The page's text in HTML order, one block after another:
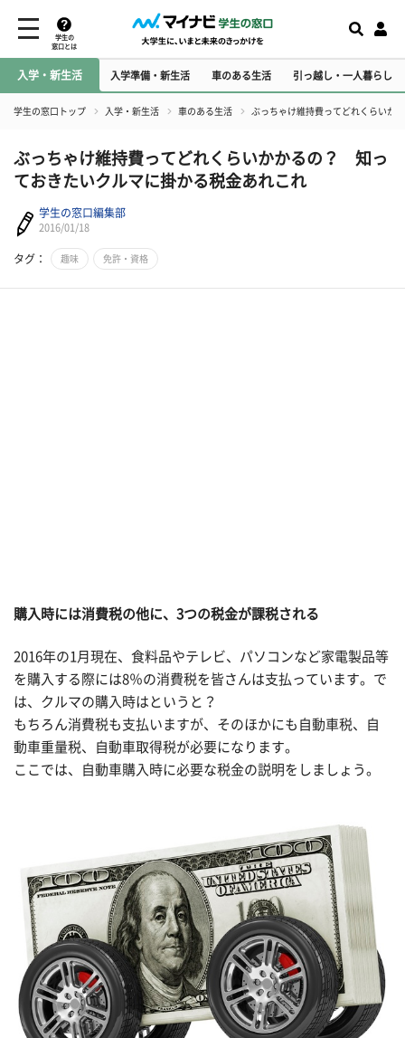
学生の
窓口とは
入学・新生活 入学準備・新生活 車のある生活 引っ越し・一人暮らし
学生の窓口トップ 入学・新生活 車のある生活 ぶっちゃけ維持費ってどれくらいか
ぶっちゃけ維持費ってどれくらいかかるの？ 知っ
ておきたいクルマに掛かる税金あれこれ
学生の窓口編集部
2016/01/18
タグ： 趣味 免許・資格
購入時には消費税の他に、3つの税金が課税される
2016年の1月現在、食料品やテレビ、パソコンなど家電製品等
を購入する際には8％の消費税を皆さんは支払っています。で
は、クルマの購入時はというと？
もちろん消費税も支払いますが、そのほかにも自動車税、自
動車重量税、自動車取得税が必要になります。
ここでは、自動車購入時に必要な税金の説明をしましょう。